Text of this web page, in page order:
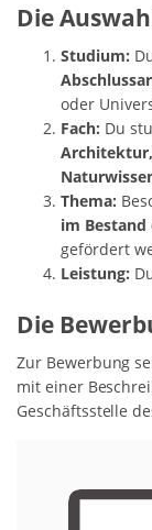
Die
Studium:
oder
Fach: Du
Thema:
im
gefördert
Leistung:
Die
Zur Bewerbung
mit einer
Geschäftsstelle